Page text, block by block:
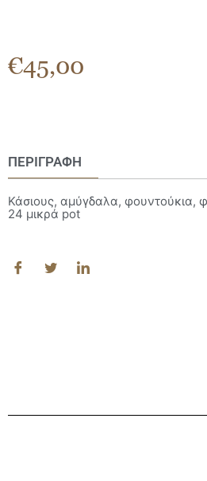
€45,00
ΠΕΡΙΓΡΑΦΉ
Κάσιους, αμύγδαλα, φουντούκια,
24 μικρά pot